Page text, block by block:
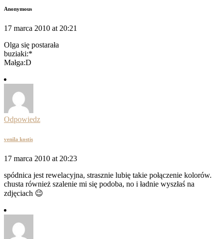
Anonymous
17 marca 2010 at 20:21
Olga się postarała
buziaki:*
Małga:D
Odpowiedz
venila kostis
17 marca 2010 at 20:23
spódnica jest rewelacyjna, strasznie lubię takie połączenie kolorów.
chusta również szalenie mi się podoba, no i ładnie wyszłaś na
zdjęciach 😉